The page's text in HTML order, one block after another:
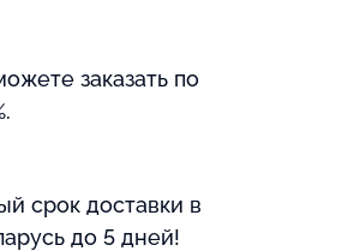
заказать по
срок доставки в
до 5 дней!